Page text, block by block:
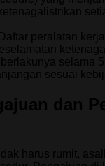
peralatan
berlakunya selama
sesuai
dan
harus rumit,